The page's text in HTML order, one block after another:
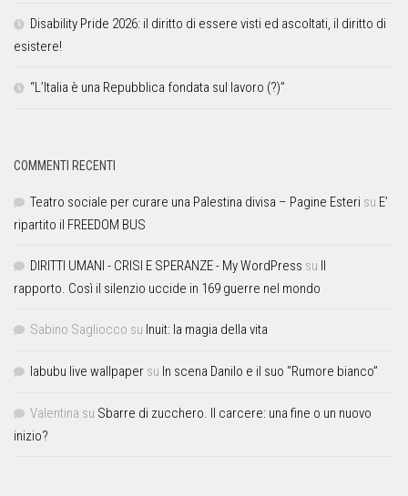
Disability Pride 2026: il diritto di essere visti ed ascoltati, il diritto di
esistere!
“L’Italia è una Repubblica fondata sul lavoro (?)”
COMMENTI RECENTI
Teatro sociale per curare una Palestina divisa – Pagine Esteri su E’
ripartito il FREEDOM BUS
DIRITTI UMANI - CRISI E SPERANZE - My WordPress su
rapporto. Così il silenzio uccide in 169 guerre nel mondo
Sabino Sagliocco su Inuit: la magia della vita
labubu live wallpaper su In scena Danilo e il suo “Rumore bianco”
Valentina su Sbarre di zucchero. Il carcere: una fine o un nuovo
inizio?